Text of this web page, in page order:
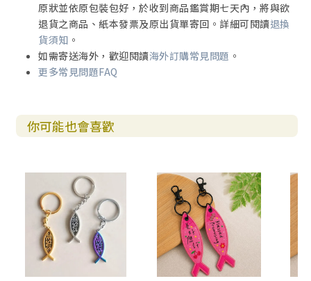
原狀並依原包裝包好，於收到商品鑑賞期七天內，將與欲
退貨之商品、紙本發票及原出貨單寄回。詳細可閱讀退換
貨須知 。
如需寄送海外，歡迎閱讀海外訂購常見問題 。
更多常見問題FAQ
你可能也會喜歡